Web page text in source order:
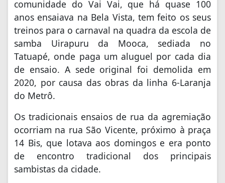
comunidade do Vai Vai, que há quase 100
anos ensaiava na Bela Vista, tem feito os seus
treinos para o carnaval na quadra da escola de
samba Uirapuru da Mooca, sediada no
Tatuapé, onde paga um aluguel por cada dia
de ensaio. A sede original foi demolida em
2020, por causa das obras da linha 6-Laranja
do Metrô.
Os tradicionais ensaios de rua da agremiação
ocorriam na rua São Vicente, próximo à praça
14 Bis, que lotava aos domingos e era ponto
de encontro tradicional dos principais
sambistas da cidade.